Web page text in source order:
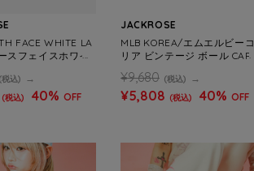
FACE WHITE LA
スフェイスホワイ
(税込)
(税込) 40% OFF
JACKROSE
MLB KOREA/エムエルビーコ
リア ビンテージ ボール CAP
¥9,680 (税込)
¥5,808 (税込) 40% OFF